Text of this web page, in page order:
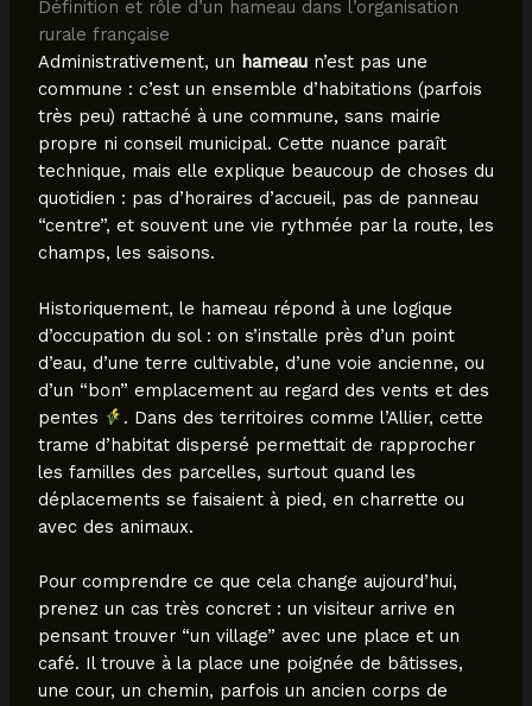
Définition et rôle d’un hameau dans l’organisation
rurale française
Administrativement, un hameaun’est pas une
commune : c’est un ensemble d’habitations (parfois
très peu) rattaché à une commune, sans mairie
propre ni conseil municipal. Cette nuance paraît
technique, mais elle explique beaucoup de choses du
quotidien : pas d’horaires d’accueil, pas de panneau
“centre”, et souvent une vie rythmée par la route, les
champs, les saisons.
Historiquement, le hameau répond à une logique
d’occupation du sol : on s’installe près d’un point
d’eau, d’une terre cultivable, d’une voie ancienne, ou
d’un “bon” emplacement au regard des vents et des
pentes
. Dans des territoires comme l’Allier, cette
trame d’habitat dispersé permettait de rapprocher
les familles des parcelles, surtout quand les
déplacements se faisaient à pied, en charrette ou
avec des animaux.
Pour comprendre ce que cela change aujourd’hui,
prenez un cas très concret : un visiteur arrive en
pensant trouver “un village” avec une place et un
café. Il trouve à la place une poignée de bâtisses,
une cour, un chemin, parfois un ancien corps de